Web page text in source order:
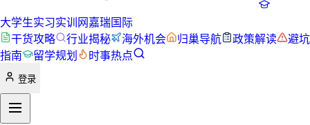
大学生实习实训网嘉瑞国际
干货攻略
行业揭秘 海外机会 归巢导航 政策解读
避坑
指南
留学规划 时事热点
登录